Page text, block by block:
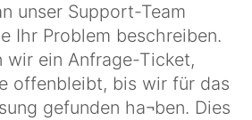
unser Support-Team
Ihr Problem beschreiben.
wir ein Anfrage-Ticket,
offenbleibt, bis wir für das
gefunden ha¬ben. Dies